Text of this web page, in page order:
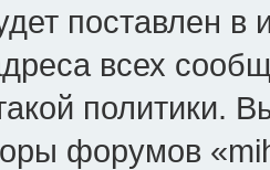
поставлен в
всех
политики.
форумов